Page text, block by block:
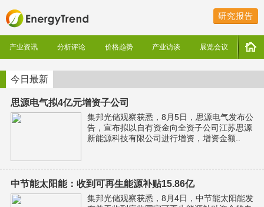
研究报告
产业资讯 分析评论 价格趋势 产业访谈 展览会议
今日最新
思源电气拟4亿元增资子公司
集邦光储观察获悉，8月5日，思源电气发布公
告，宣布拟以自有资金向全资子公司江苏思源
新能源科技有限公司进行增资，增资金额..
中节能太阳能：收到可再生能源补贴15.86亿
集邦光储观察获悉，8月4日，中节能太阳能发